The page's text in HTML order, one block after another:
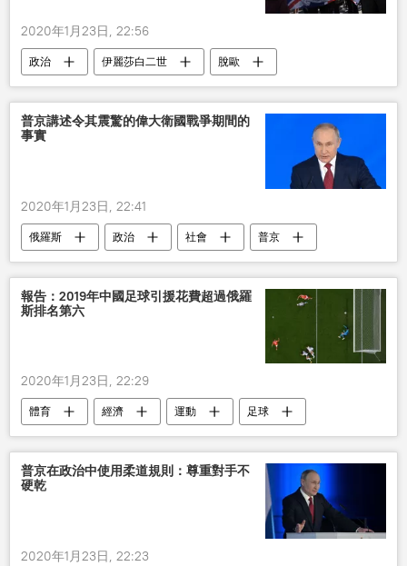
2020年1月23日, 22:56
政治 伊麗莎白二世 脫歐
普京講述令其震驚的偉大衛國戰爭期間的
事實
2020年1月23日, 22:41
俄羅斯 政治 社會
普京
偉大衛國戰爭
報告：2019年中國足球引援花費超過俄羅
斯排名第六
2020年1月23日, 22:29
體育 經濟 運動
足球
中國
國際
普京在政治中使用柔道規則：尊重對手不
硬乾
2020年1月23日, 22:23